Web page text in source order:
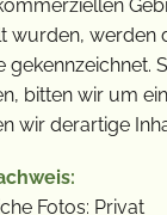
wurden, werden
gekennzeichnet.
bitten wir um
wir derartige
Fotos: Privat